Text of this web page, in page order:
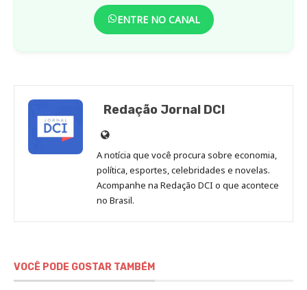
ENTRE NO CANAL
Redação Jornal DCI
Site
de
Redação
Jornal
DCI
A notícia que você procura sobre economia,
política, esportes, celebridades e novelas.
Acompanhe na Redação DCI o que acontece
no Brasil.
VOCÊ PODE GOSTAR TAMBÉM